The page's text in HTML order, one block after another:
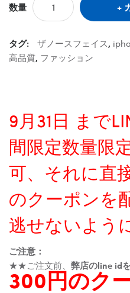
数量
タグ: ザノースフェイス,
高品質, ファッション
9月31日 まで
間限定数量限
可、それに直
のクーポンを
逃せないよう
ご注意：
★★ご注文前、 弊店のline id
300円のク